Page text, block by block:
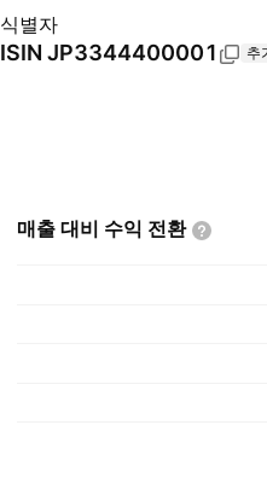
식별자
ISIN JP3344400001 추
매출 대비 수익 전환